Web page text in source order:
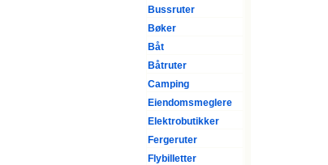
Bussruter
Bøker
Båt
Båtruter
Camping
Eiendomsmeglere
Elektrobutikker
Fergeruter
Flybilletter